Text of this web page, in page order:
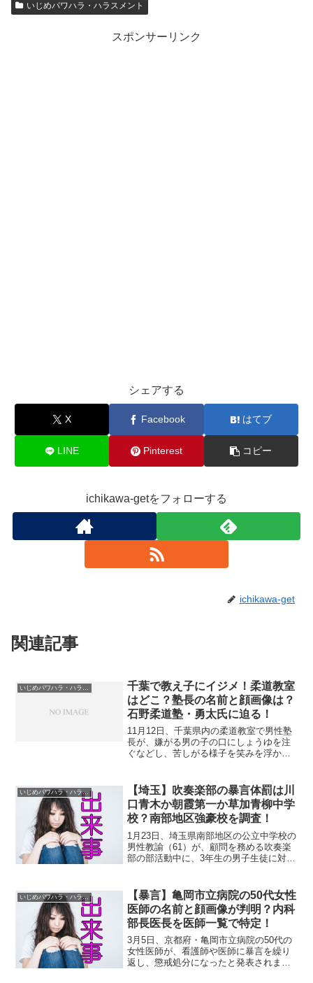
いじめパワハラ・ハラスメント
スポンサーリンク
シェアする
X Facebook はてブ
LINE Pinterest コピー
ichikawa-getをフォローする
ichikawa-get
関連記事
いじめパワハラ・ハラスメント
千葉で教え子にイジメ！柔道教室
はどこ？塾長の名前と顔画像は？
石野柔道塾・勇太氏に迫る！
11月12日、千葉県内の柔道教室で男性塾
長が、嫌がる男の子の口にしょうゆを注
ぐなどし、苦しがる様子を笑みを浮かべ
黙っているように脅迫までしていた事を
ヤフーニュースで知り...
いじめパワハラ・ハラスメント
【埼玉】吹奏楽部の暴言体罰は川
口青木か朝霞第一か草加青柳中学
校？南部地区強豪校を調査！
1月23日、埼玉県南部地区の公立中学校の
男性教諭（61）が、顧問を務める吹奏楽
部の部活動中に、3年生の男子生徒に対
た。暴言や体罰は他の生徒の前で行わ
れ、対応不適切で、...
いじめパワハラ・ハラスメント
【暴言】亀岡市立病院の50代女性
医師の名前と顔画像が判明？内科
部長医長を医師一覧で特定！
3月5日、京都府・亀岡市立病院の50代の
女性医師が、看護師や医師に暴言を繰り
返し、懲戒処分になったと発表されまし